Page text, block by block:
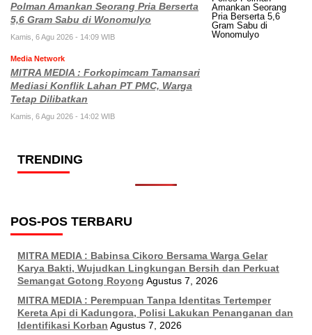
Polman Amankan Seorang Pria Berserta
5,6 Gram Sabu di Wonomulyo
Kamis, 6 Agu 2026 - 14:09 WIB
Media Network
MITRA MEDIA : Forkopimcam Tamansari
Mediasi Konflik Lahan PT PMC, Warga
Tetap Dilibatkan
Kamis, 6 Agu 2026 - 14:02 WIB
TRENDING
POS-POS TERBARU
MITRA MEDIA : Babinsa Cikoro Bersama Warga Gelar
Karya Bakti, Wujudkan Lingkungan Bersih dan Perkuat
Semangat Gotong Royong Agustus 7, 2026
MITRA MEDIA : Perempuan Tanpa Identitas Tertemper
Kereta Api di Kadungora, Polisi Lakukan Penanganan dan
Identifikasi Korban Agustus 7, 2026